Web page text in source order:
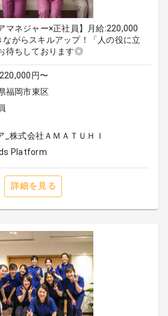
マネジャー×正社員】月給:220,000
がらスキルアップ！「人の役に立
待ちしております◎
円〜
福岡市東区
_株式会社ＡＭＡＴＵＨＩ
Platform
詳細を見る